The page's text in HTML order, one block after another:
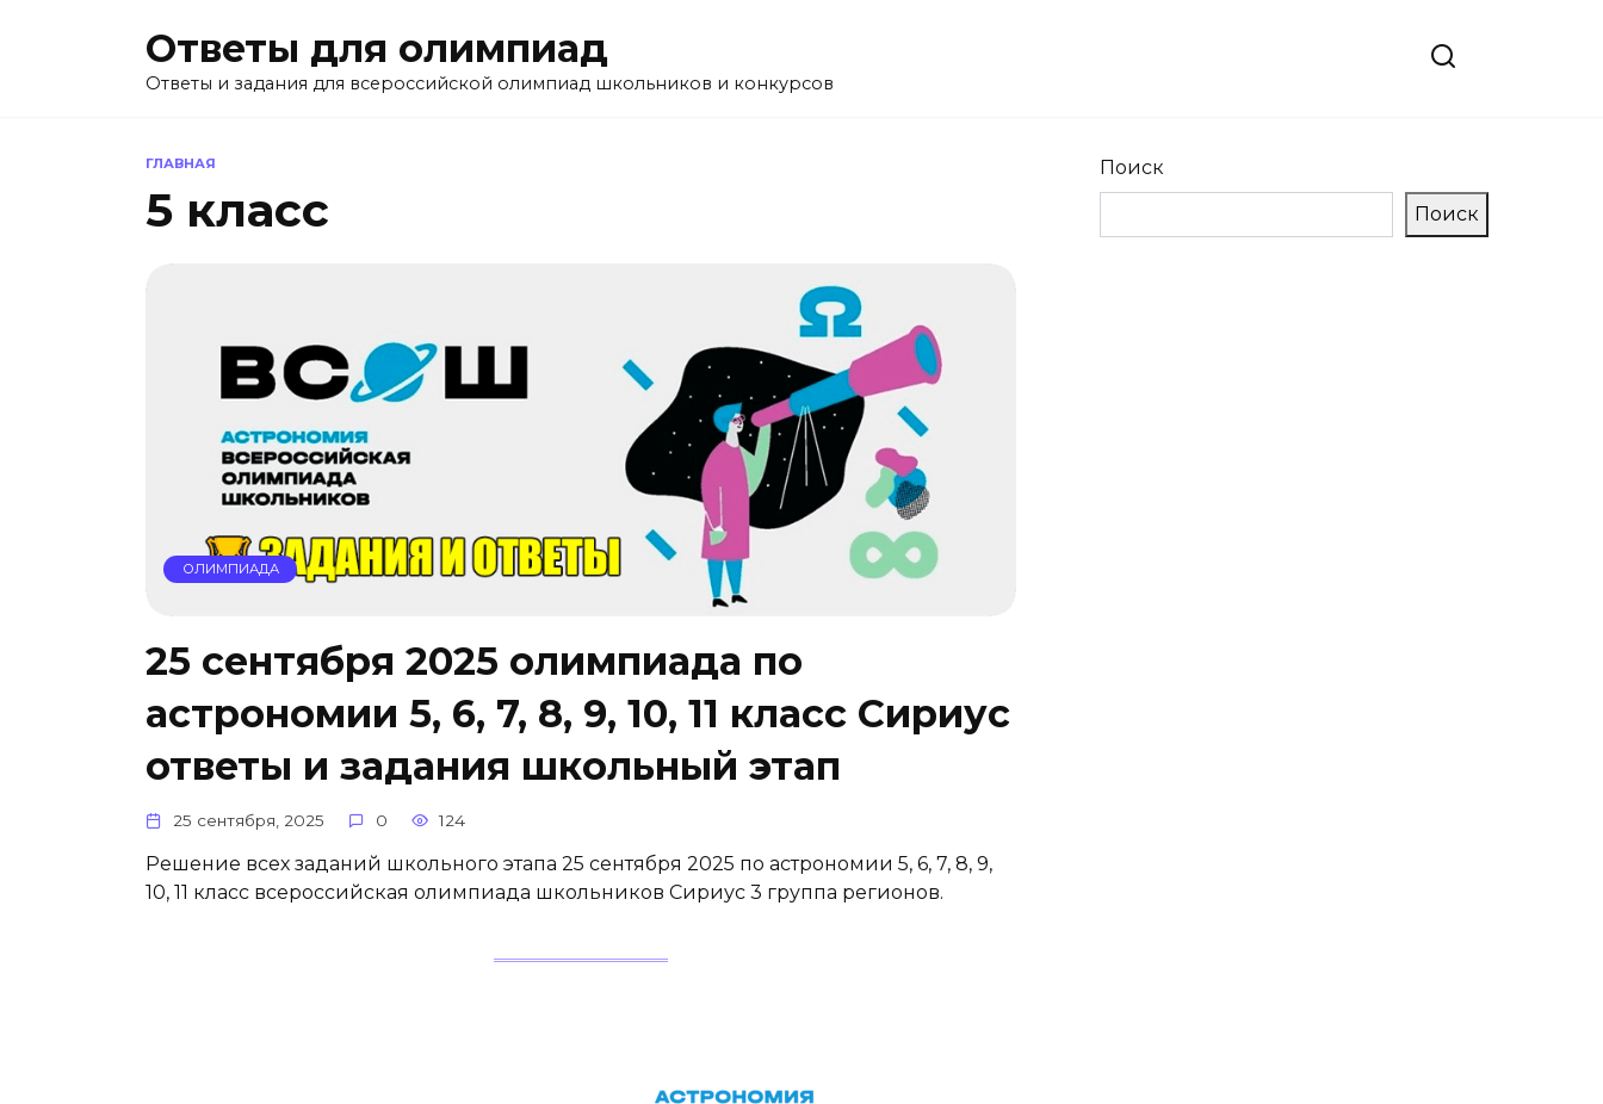
Ответы для олимпиад
Ответы и задания для всероссийской олимпиад школьников и конкурсов
ГЛАВНАЯ
5 класс
ОЛИМПИАДА
25 сентября 2025 олимпиада по
астрономии 5, 6, 7, 8, 9, 10, 11 класс Сириус
ответы и задания школьный этап
25 сентября, 2025 0 124
Решение всех заданий школьного этапа 25 сентября 2025 по астрономии 5, 6, 7, 8, 9,
10, 11 класс всероссийская олимпиада школьников Сириус 3 группа регионов.
Поиск
Поиск